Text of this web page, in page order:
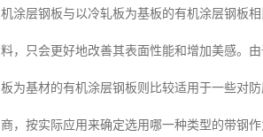
机涂层钢板与以冷轧板为基板的有机涂层钢板
料，只会更好地改善其表面性能和增加美感。
板为基材的有机涂层钢板则比较适用于一些对
商，按实际应用来确定选用哪一种类型的带钢